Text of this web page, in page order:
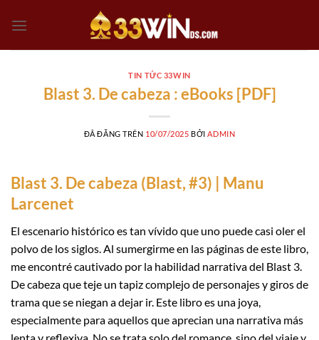
đến
TIN TỨC 33WIN
Blast 3. De cabeza : eBooks [PDF]
ĐÃ ĐĂNG TRÊN 10/07/2025 BỞI ADMIN
Blast 3. De cabeza (Blast, #3) | Manu
Larcenet
El escenario histórico es tan vívido que uno puede casi oler el
polvo de los siglos. Al sumergirme en las páginas de este libro,
me encontré cautivado por la habilidad narrativa del Blast 3.
De cabeza que teje un tapiz complejo de personajes y giros de
trama que se niegan a dejar ir. Este libro es una joya,
especialmente para aquellos que aprecian una narrativa más